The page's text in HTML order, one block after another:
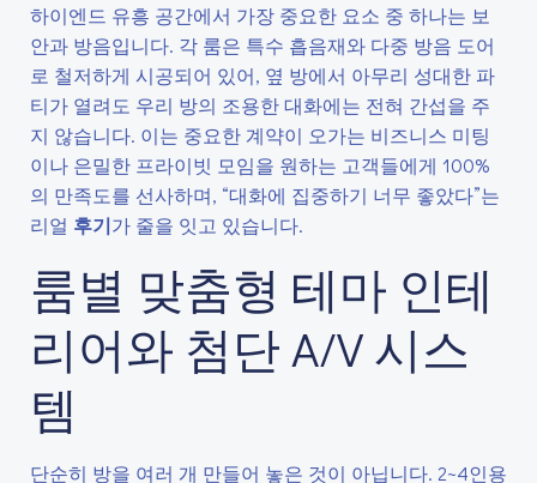
하이엔드 유흥 공간에서 가장 중요한 요소 중 하나는 보
안과 방음입니다. 각 룸은 특수 흡음재와 다중 방음 도어
로 철저하게 시공되어 있어, 옆 방에서 아무리 성대한 파
티가 열려도 우리 방의 조용한 대화에는 전혀 간섭을 주
지 않습니다. 이는 중요한 계약이 오가는 비즈니스 미팅
이나 은밀한 프라이빗 모임을 원하는 고객들에게 100%
의 만족도를 선사하며, “대화에 집중하기 너무 좋았다”는
리얼 후기가 줄을 잇고 있습니다.
룸별 맞춤형 테마 인테
리어와 첨단 A/V 시스
템
단순히 방을 여러 개 만들어 놓은 것이 아닙니다. 2~4인용